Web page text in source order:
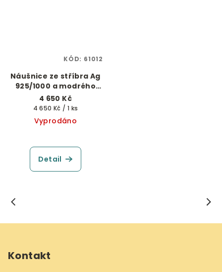
Náušnice ze stříbra Ag
925/1000 a modrého
jantaru
4 650 Kč
Měrná
cena:
4 650 Kč / 1 ks
Vyprodáno
Detail
KÓD: 61012
Kontakt